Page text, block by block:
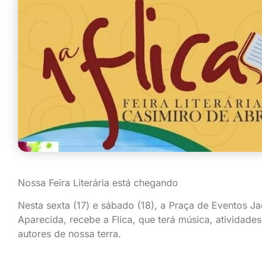
Nossa Feira Literária está chegando
Nesta sexta (17) e sábado (18), a Praça de Eventos
Aparecida, recebe a Flica, que terá música,
autores de nossa terra.